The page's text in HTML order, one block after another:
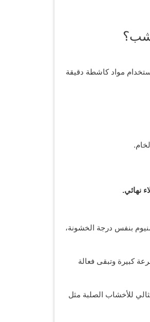
مواد كاشطة دقيقة
نهائي.
بنفس درجة الخشونة،
كبيرة وتبقى فعالة
للأخشاب الصلبة مثل